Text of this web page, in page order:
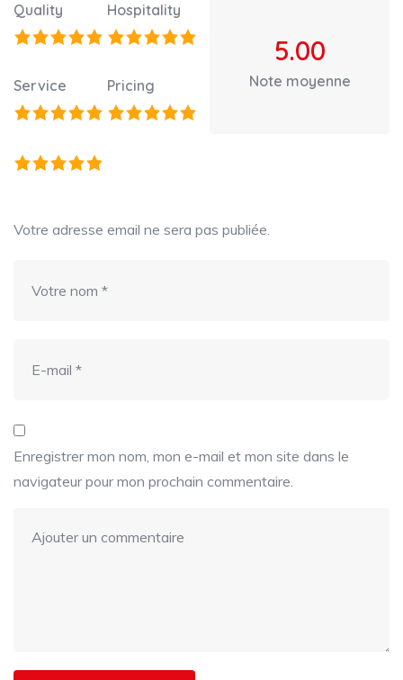
Quality Hospitality
Service Pricing
5.00
Note moyenne
Votre adresse email ne sera pas publiée.
Enregistrer mon nom, mon e-mail et mon site dans le
navigateur pour mon prochain commentaire.